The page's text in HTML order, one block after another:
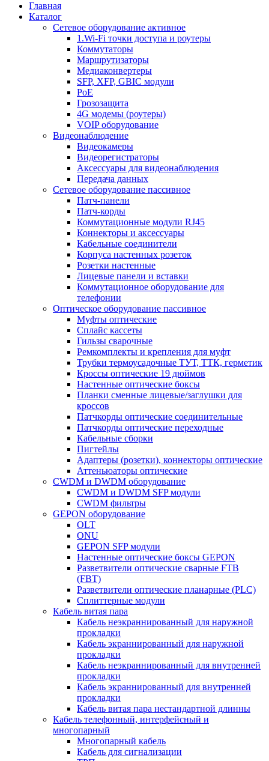
Главная
Каталог
Сетевое оборудование активное
1.Wi-Fi точки доступа и роутеры
Коммутаторы
Маршрутизаторы
Медиаконвертеры
SFP, XFP, GBIC модули
PoE
Грозозащита
4G модемы (роутеры)
VOIP оборудование
Видеонаблюдение
Видеокамеры
Видеорегистраторы
Аксессуары для видеонаблюдения
Передача данных
Сетевое оборудование пассивное
Патч-панели
Патч-корды
Коммутационные модули RJ45
Коннекторы и аксессуары
Кабельные соединители
Корпуса настенных розеток
Розетки настенные
Лицевые панели и вставки
Коммутационное оборудование для
телефонии
Оптическое оборудование пассивное
Муфты оптические
Сплайс кассеты
Гильзы сварочные
Ремкомплекты и крепления для муфт
Трубки термоусадочные ТУТ, ТТК, герметик
Кроссы оптические 19 дюймов
Настенные оптические боксы
Планки сменные лицевые/заглушки для
кроссов
Патчкорды оптические соединительные
Патчкорды оптические переходные
Кабельные сборки
Пигтейлы
Адаптеры (розетки), коннекторы оптические
Аттеньюаторы оптические
CWDM и DWDM оборудование
CWDM и DWDM SFP модули
CWDM фильтры
GEPON оборудование
OLT
ONU
GEPON SFP модули
Настенные оптические боксы GEPON
Разветвители оптические сварные FTB
(FBT)
Разветвители оптические планарные (PLC)
Сплиттерные модули
Кабель витая пара
Кабель неэкраннированный для наружной
прокладки
Кабель экраннированный для наружной
прокладки
Кабель неэкраннированный для внутренней
прокладки
Кабель экраннированный для внутренней
прокладки
Кабель витая пара нестандартной длинны
Кабель телефонный, интерфейсный и
многопарный
Многопарный кабель
Кабель для сигнализации